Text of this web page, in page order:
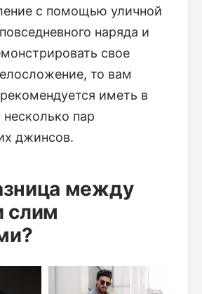
с помощью уличной
наряда и
свое
то вам
иметь в
пар
джинсов.
между
слим